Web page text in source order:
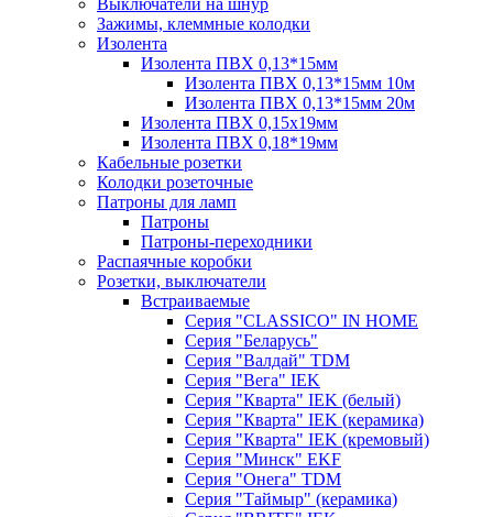
Выключатели на шнур
Зажимы, клеммные колодки
Изолента
Изолента ПВХ 0,13*15мм
Изолента ПВХ 0,13*15мм 10м
Изолента ПВХ 0,13*15мм 20м
Изолента ПВХ 0,15х19мм
Изолента ПВХ 0,18*19мм
Кабельные розетки
Колодки розеточные
Патроны для ламп
Патроны
Патроны-переходники
Распаячные коробки
Розетки, выключатели
Встраиваемые
Серия "CLASSICO" IN HOME
Серия "Беларусь"
Серия "Валдай" TDM
Серия "Вега" IEK
Серия "Кварта" IEK (белый)
Серия "Кварта" IEK (керамика)
Серия "Кварта" IEK (кремовый)
Серия "Минск" EKF
Серия "Онега" TDM
Серия "Таймыр" (керамика)